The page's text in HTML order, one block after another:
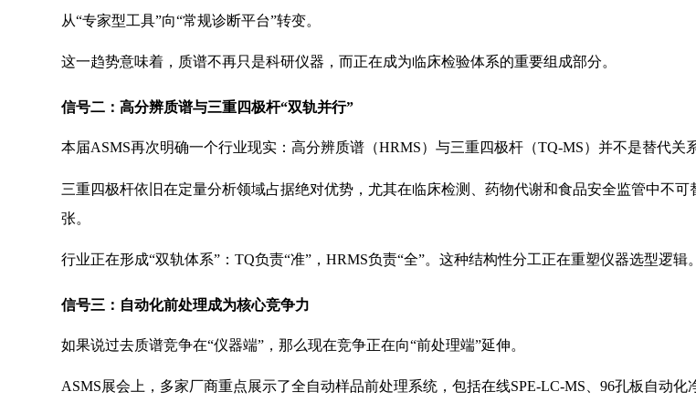
从“专家型工具”向“常规诊断平台”转变。
这一趋势意味着，质谱不再只是科研仪器，而正在成为临床检验体系的重要组成部分。
信号二：高分辨质谱与三重四极杆“双轨并行”
本届ASMS再次明确一个行业现实：高分辨质谱（HRMS）与三重四极杆（TQ-MS）并不是替代关
三重四极杆依旧在定量分析领域占据绝对优势，尤其在临床检测、药物代谢和食品安全监管中不
张。
行业正在形成“双轨体系”：TQ负责“准”，HRMS负责“全”。这种结构性分工正在重塑仪器选型逻辑。
信号三：自动化前处理成为核心竞争力
如果说过去质谱竞争在“仪器端”，那么现在竞争正在向“前处理端”延伸。
ASMS展会上，多家厂商重点展示了全自动样品前处理系统，包括在线SPE-LC-MS、96孔板自动化